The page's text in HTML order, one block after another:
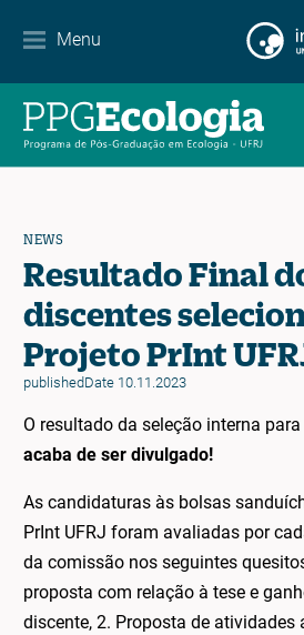
Menu
Contacto
NEWS
Resultado Final
discentes
Projeto PrInt
publishedDate 10.11.2023
O resultado da seleção interna
acaba de ser divulgado!
As candidaturas às bolsas
PrInt UFRJ foram avaliadas por
da comissão nos seguintes
proposta com relação à tese e
discente, 2. Proposta de atividades